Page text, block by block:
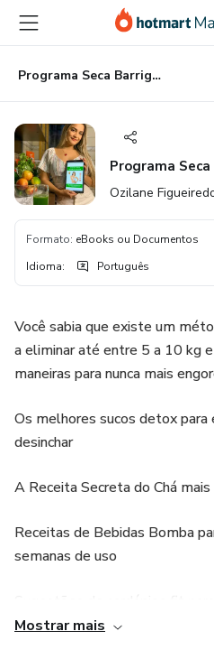
para
conteúdo
principal
para
pagamento
para
rodapé
Programa Seca Barriga em 30 Dias
Programa
Ozilane
Formato: eBooks ou Documentos
Idioma: Português
Você sabia que existe um
a eliminar até entre 5 a 10 kg
maneiras para nunca mais
Os melhores sucos detox
desinchar
A Receita Secreta do Chá
Receitas de Bebidas Bomba
semanas de uso
saudavelmente no seu dia a dia
Mostrar mais